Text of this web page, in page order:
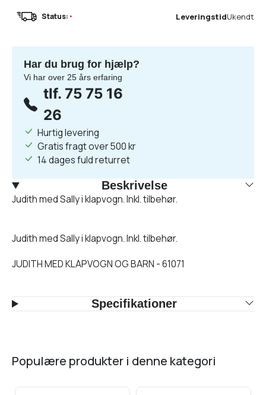
Status: • LeveringstidUkendt
Har du brug for hjælp?
Vi har over 25 års erfaring
tlf. 75 75 16
26
Hurtig levering
Gratis fragt over 500 kr
14 dages fuld returret
Beskrivelse
Judith med Sally i klapvogn. Inkl. tilbehør.
Judith med Sally i klapvogn. Inkl. tilbehør.
JUDITH MED KLAPVOGN OG BARN - 61071
Specifikationer
populære produkter i denne kategori